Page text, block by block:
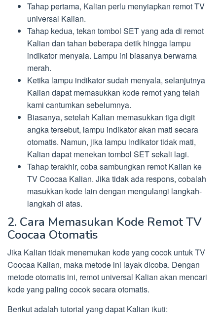
Tahap pertama, Kalian perlu menyiapkan remot TV
universal Kalian.
Tahap kedua, tekan tombol SET yang ada di remot
Kalian dan tahan beberapa detik hingga lampu
indikator menyala. Lampu ini biasanya berwarna
merah.
Ketika lampu indikator sudah menyala, selanjutnya
Kalian dapat memasukkan kode remot yang telah
kami cantumkan sebelumnya.
Biasanya, setelah Kalian memasukkan tiga digit
angka tersebut, lampu indikator akan mati secara
otomatis. Namun, jika lampu indikator tidak mati,
Kalian dapat menekan tombol SET sekali lagi.
Tahap terakhir, coba sambungkan remot Kalian ke
TV Coocaa Kalian. Jika tidak ada respons, cobalah
masukkan kode lain dengan mengulangi langkah-
langkah di atas.
2. Cara Memasukan Kode Remot TV
Coocaa Otomatis
Jika Kalian tidak menemukan kode yang cocok untuk TV
Coocaa Kalian, maka metode ini layak dicoba. Dengan
metode otomatis ini, remot universal Kalian akan mencari
kode yang paling cocok secara otomatis.
Berikut adalah tutorial yang dapat Kalian ikuti: